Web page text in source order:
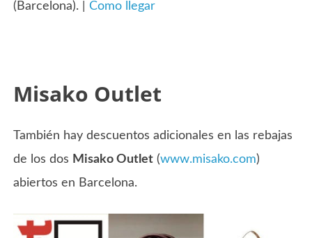
(Barcelona). |Como llegar
Misako Outlet
También hay descuentos adicionales en las rebajas
de los dos Misako Outlet (www.misako.com)
abiertos en Barcelona.